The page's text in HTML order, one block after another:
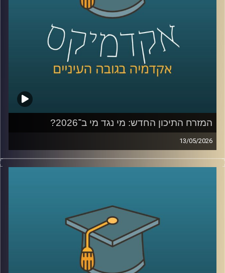
אז מה אפשר לעשות?
כדי לענות על השאלה הזו הצטרף אליי היום פרופ׳ צחי חייט,
ראש ההתמחות השיווקית בביה"ס סמי עופר לתקשורת.
קרדיט תמונות:AudioVersity
המזרח התיכון החדש: מי נגד מי ב־2026?
13/05/2026
לפני כמה שנים, רוב האנשים עוד הצליחו להבין פחות או יותר
מי נגד מי במזרח התיכון.
החות’ים, רוסיה, הסכמים, איומים, מלחמה רב־זירתית… ובין כל
הכותרות, הרבה אנשים פשוט איבדו את התמונה הגדולה.
אז בפרק הזה רצינו לעצור רגע ולעשות סדר.
להבין מה באמת קורה באזור שלנו, מה השתנה מאז השבעה
באוקטובר, ואיך נראית היום המפה האסטרטגית של המזרח